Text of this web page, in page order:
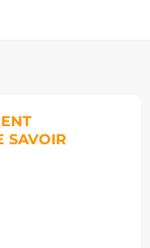
SAVOIR